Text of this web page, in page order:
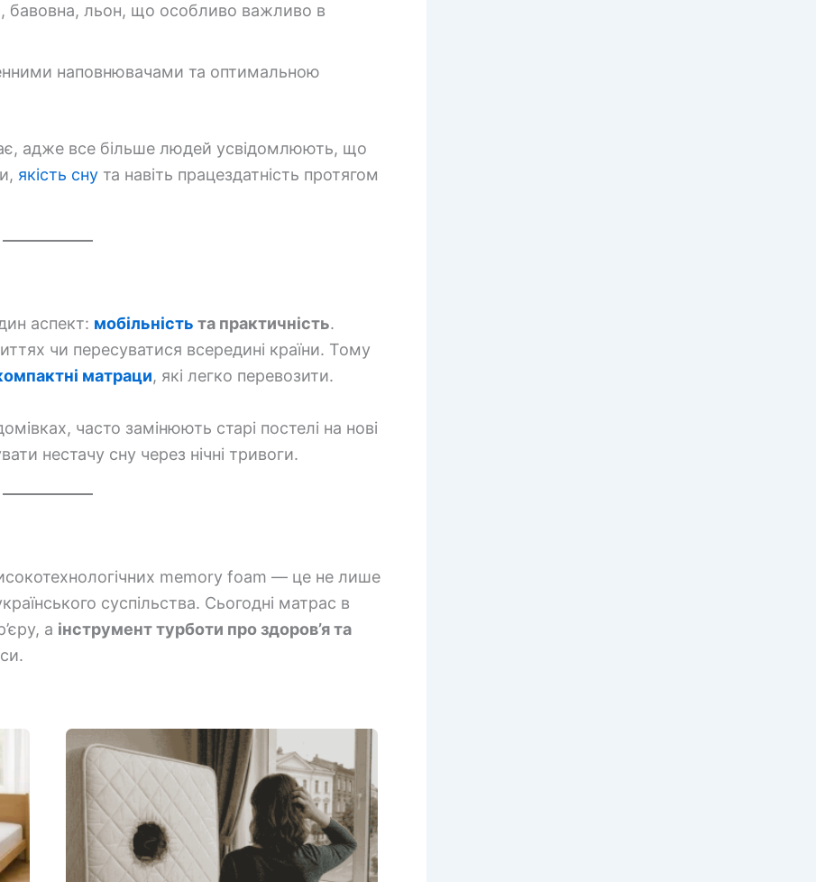
, бавовна, льон, що особливо важливо в
наповнювачами та оптимальною
адже все більше людей усвідомлюють, що
якість сну та навіть працездатність протягом
аспект: мобільність та практичність.
чи пересуватися всередині країни. Тому
матраци, які легко перевозити.
часто замінюють старі постелі на нові
нестачу сну через нічні тривоги.
memory foam — це не лише
суспільства. Сьогодні матрас в
а інструмент турботи про здоров’я та